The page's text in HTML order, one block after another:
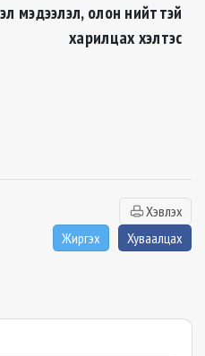
мэдээлэл, олон нийттэй
харилцах хэлтэс
Хэвлэх
Жиргэх
Хуваалцах